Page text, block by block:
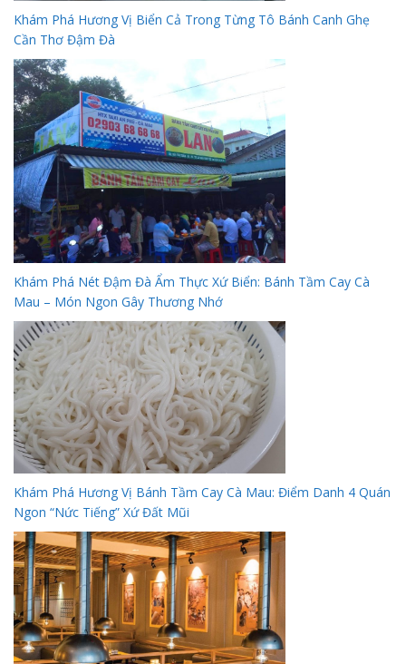
Khám Phá Hương Vị Biển Cả Trong Từng Tô Bánh Canh Ghẹ
Cần Thơ Đậm Đà
Khám Phá Nét Đậm Đà Ẩm Thực Xứ Biển: Bánh Tầm Cay Cà
Mau – Món Ngon Gây Thương Nhớ
Khám Phá Hương Vị Bánh Tầm Cay Cà Mau: Điểm Danh 4 Quán
Ngon “Nức Tiếng” Xứ Đất Mũi